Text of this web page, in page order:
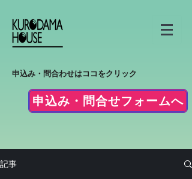
申込み・問合わせはココをクリック
申込み・問合せフォームへ
記事